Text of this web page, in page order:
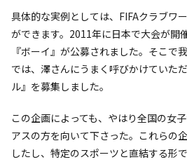
具体的な実例としては、FIFAクラブワ
ができます。2011年に日本で大会が開
『ボーイ』が公募されました。そこで
では、澤さんにうまく呼びかけていた
ル』を募集しました。
この企画によっても、やはり全国の女
アスの方を向いて下さった。これらの
したし、特定のスポーツと直結する形